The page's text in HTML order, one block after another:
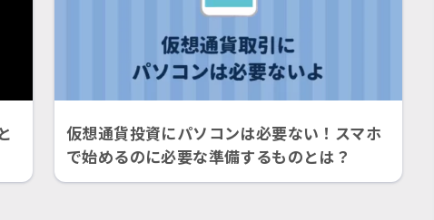
仮想通貨投資にパソコンは必要ない！スマホ
で始めるのに必要な準備するものとは？